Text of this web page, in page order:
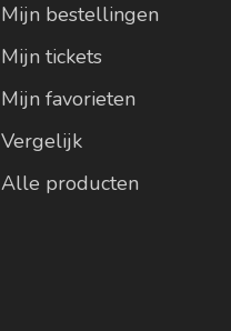
Mijn bestellingen
Mijn tickets
Mijn favorieten
Vergelijk
Alle producten